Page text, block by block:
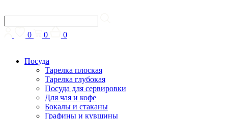
0 0 0
Посуда
Тарелка плоская
Тарелка глубокая
Посуда для сервировки
Для чая и кофе
Бокалы и стаканы
Графины и кувшины